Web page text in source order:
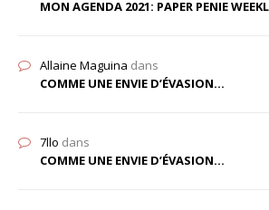
MON AGENDA 2021: PAPER PENIE
Allaine Maguina dans
COMME UNE ENVIE D’ÉVASION…
7llo dans
COMME UNE ENVIE D’ÉVASION…